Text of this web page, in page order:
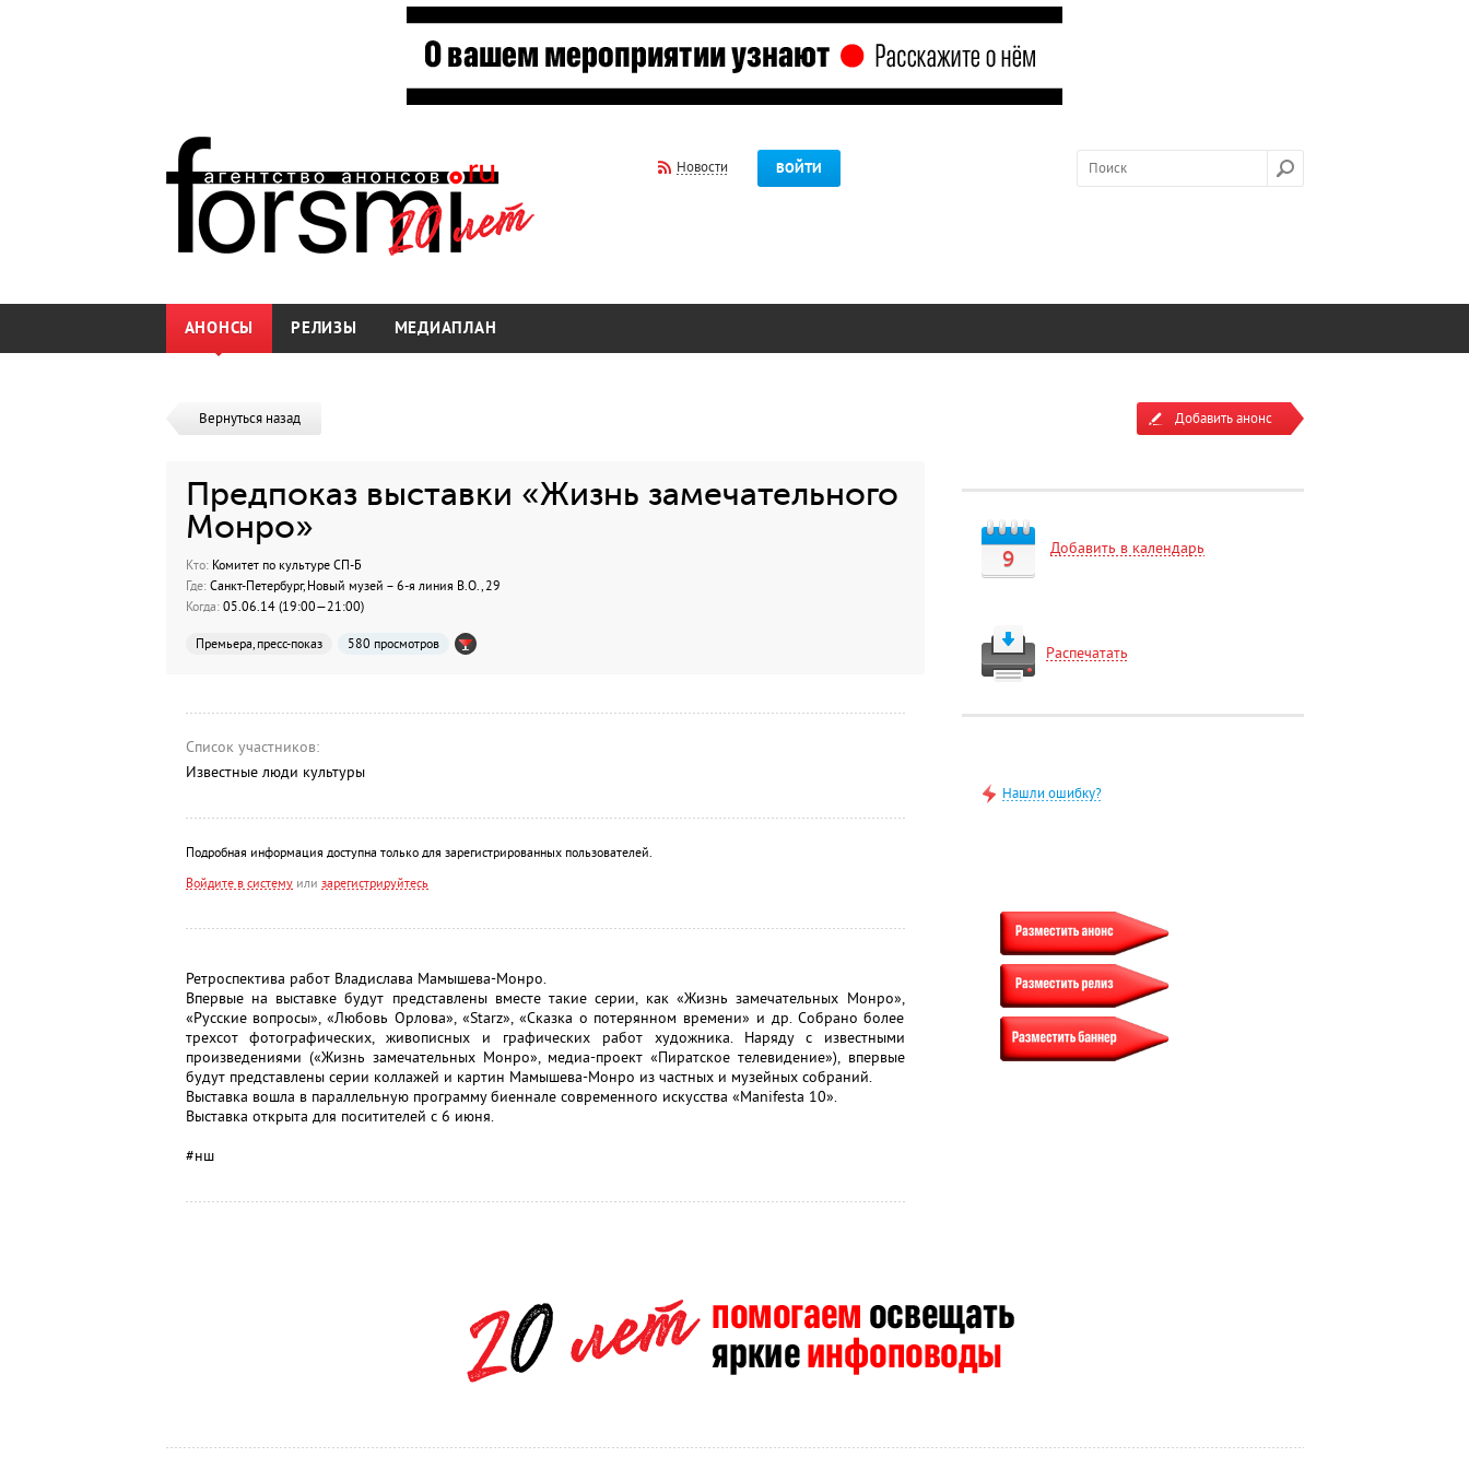
Новости ВОЙТИ
АНОНСЫ РЕЛИЗЫ МЕДИАПЛАН
Вернуться назад
Предпоказ выставки «Жизнь замечательного
Монро»
Кто:Комитет по культуре СП-Б
Где:Санкт-Петербург, Новый музей – 6-я линия В.О., 29
Когда:05.06.14 (19:00—21:00)
Премьера, пресс-показ 580 просмотров
Список участников:
Известные люди культуры
Подробная информация доступна только для зарегистрированных пользователей.
Войдите в системуили зарегистрируйтесь
Ретроспектива работ Владислава Мамышева-Монро.
Впервые на выставке будут представлены вместе такие серии, как «Жизнь замечательных Монро»,
«Русские вопросы», «Любовь Орлова», «Starz», «Сказка о потерянном времени» и др. Собрано более
трехсот фотографических, живописных и графических работ художника. Наряду с известными
произведениями («Жизнь замечательных Монро», медиа-проект «Пиратское телевидение»), впервые
будут представлены серии коллажей и картин Мамышева-Монро из частных и музейных собраний.
Выставка вошла в параллельную программу биеннале современного искусства «Manifesta 10».
Выставка открыта для поситителей с 6 июня.
#нш
Добавить анонс
9 Добавить в календарь
Распечатать
Нашли ошибку?